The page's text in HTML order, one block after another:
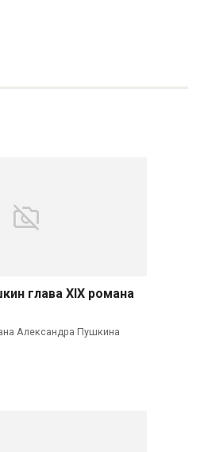
глава XIX романа
Александра Пушкина